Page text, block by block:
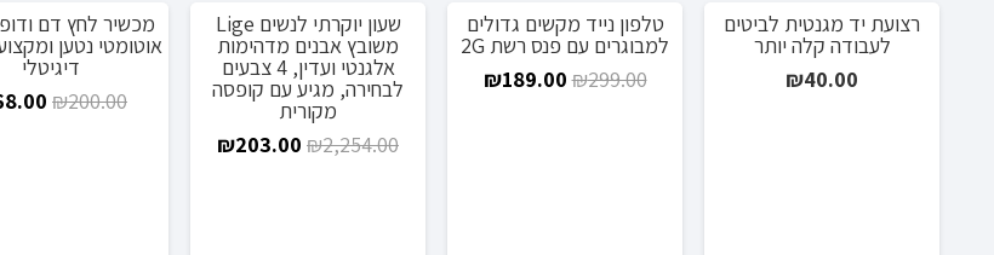
מבצע!
רצועת יד מגנטית לביטים
לעבודה קלה יותר
₪40.00
מבצע!
טלפון נייד מקשים גדולים
למבוגרים עם פנס רשת 2G
₪299.00
המחיר ₪189.00
מבצע! שעון יוקרתי לנשים Lige
משובץ אבנים מדהימות
אלגנטי ועדין, 4 צבעים
לבחירה, מגיע עם קופסה
מקורית
₪2,254.00
המחיר ₪203.00
מבצע!
מכשיר לחץ דם
אוטומטי נטען
דיגיטלי
₪200.00